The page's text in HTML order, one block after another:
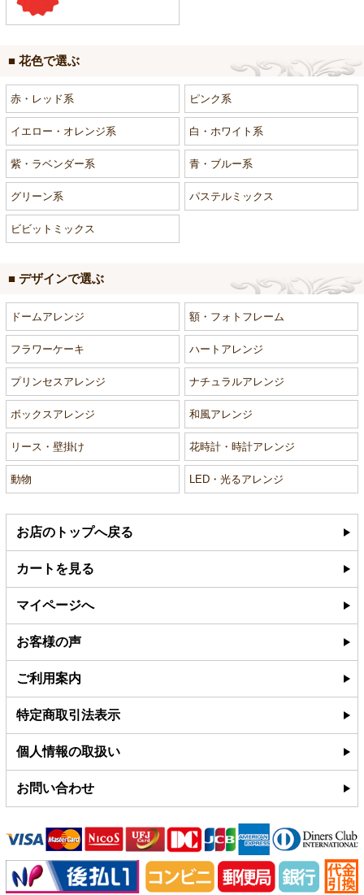
■ 花色で選ぶ
赤・レッド系 ピンク系
イエロー・オレンジ系 白・ホワイト系
紫・ラベンダー系 青・ブルー系
グリーン系 パステルミックス
ビビットミックス
■ デザインで選ぶ
ドームアレンジ 額・フォトフレーム
フラワーケーキ ハートアレンジ
プリンセスアレンジ ナチュラルアレンジ
ボックスアレンジ 和風アレンジ
リース・壁掛け 花時計・時計アレンジ
動物 LED・光るアレンジ
お店のトップへ戻る
カートを見る
マイページへ
お客様の声
ご利用案内
特定商取引法表示
個人情報の取扱い
お問い合わせ